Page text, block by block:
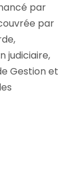
par
par
judiciaire,
Gestion et